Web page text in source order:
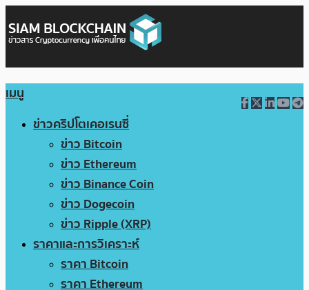
เมนู
ข่าวคริปโตเคอเรนซี่
ข่าว Bitcoin
ข่าว Ethereum
ข่าว Binance Coin
ข่าว Dogecoin
ข่าว Ripple (XRP)
ราคาและการวิเคราะห์
ราคา Bitcoin
ราคา Ethereum